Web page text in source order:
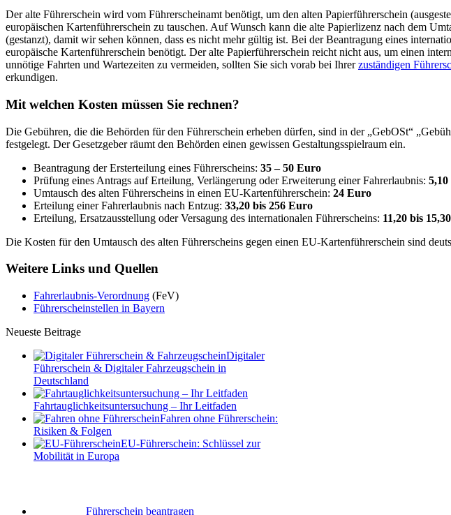
Der alte Führerschein wird vom Führerscheinamt benötigt, um den alten Papierführerschein
europäischen Kartenführerschein zu tauschen. Auf Wunsch kann die alte Papierlizenz nach dem
(gestanzt), damit wir sehen können, dass es nicht mehr gültig ist. Bei der Beantragung eines
europäische Kartenführerschein benötigt. Der alte Papierführerschein reicht nicht aus, um einen
unnötige Fahrten und Wartezeiten zu vermeiden, sollten Sie sich vorab bei Ihrerzuständigen
erkundigen.
Mit welchen Kosten müssen Sie rechnen?
Die Gebühren, die die Behörden für den Führerschein erheben dürfen, sind in der „GebOSt“
festgelegt. Der Gesetzgeber räumt den Behörden einen gewissen Gestaltungsspielraum ein.
Beantragung der Ersterteilung eines Führerscheins: 35 – 50 Euro
Prüfung eines Antrags auf Erteilung, Verlängerung oder Erweiterung einer Fahrerlaubnis:
Umtausch des alten Führerscheins in einen EU-Kartenführerschein: 24 Euro
Erteilung einer Fahrerlaubnis nach Entzug: 33,20 bis 256 Euro
Erteilung, Ersatzausstellung oder Versagung des internationalen Führerscheins: 11,20 bis
Die Kosten für den Umtausch des alten Führerscheins gegen einen EU-Kartenführerschein sind
Weitere Links und Quellen
Fahrerlaubnis-Verordnung (FeV)
Führerscheinstellen in Bayern
Neueste Beitrage
Digitaler
Führerschein & Digitaler Fahrzeugschein in
Deutschland
Fahrtauglichkeits­untersuchung – Ihr Leitfaden
Fahren ohne Führerschein:
Risiken & Folgen
EU-Führerschein: Schlüssel zur
Mobilität in Europa
Führerschein beantragen